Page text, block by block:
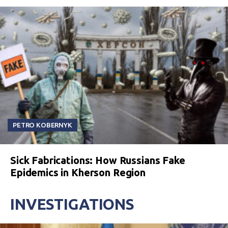
PETRO KOBERNYK
Sick Fabrications: How Russians Fake
Epidemics in Kherson Region
INVESTIGATIONS